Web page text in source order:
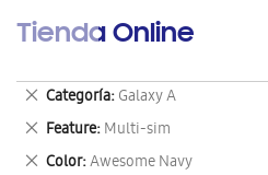
Tienda Online
Categoría Galaxy A
Eliminar
este
artículo
Feature Multi-sim
Eliminar
este
Color Awesome Navy
Eliminar